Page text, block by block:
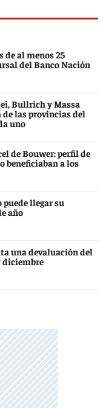
de al menos 25
del Banco Nación
Bullrich y Massa
las provincias del
uno
de Bouwer: perfil de
beneficiaban a los
llegar su
año
una devaluación del
diciembre